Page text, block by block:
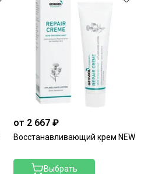
от 2 667 ₽
Восстанавливающий крем NEW
Выбрать